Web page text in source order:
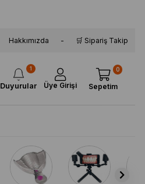
Hakkımızda 🛒 Sipariş Takip
1
Duyurular Üye Girişi Sepetim
0